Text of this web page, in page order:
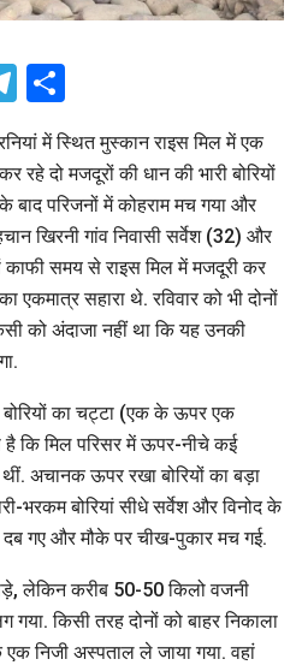
Telegram
में स्थित मुस्कान राइस मिल में एक
रहे दो मजदूरों की धान की भारी बोरियों
बाद परिजनों में कोहराम मच गया और
खिरनी गांव निवासी सर्वेश (32) और
काफी समय से राइस मिल में मजदूरी कर
एकमात्र सहारा थे. रविवार को भी दोनों
को अंदाजा नहीं था कि यह उनकी
बोरियों का चट्टा (एक के ऊपर एक
है कि मिल परिसर में ऊपर-नीचे कई
थीं. अचानक ऊपर रखा बोरियों का बड़ा
भरकम बोरियां सीधे सर्वेश और विनोद के
दब गए और मौके पर चीख-पुकार मच गई.
लेकिन करीब 50-50 किलो वजनी
गया. किसी तरह दोनों को बाहर निकाला
निजी अस्पताल ले जाया गया. वहां